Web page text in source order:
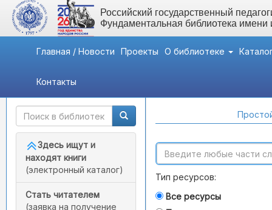
Российский государственный
Фундаментальная библиотека
Главная / Новости Проекты О библиотеке
Контакты
Быстрый доступ
Здесь ищут и
находят книги
(электронный каталог)
Стать читателем
(заявка на получение
Тип ресурсов:
Все ресурсы